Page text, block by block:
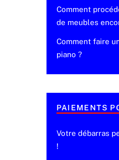
Comment
de meubles
Comment faire
piano ?
PAIEMENTS
Votre débarras
!